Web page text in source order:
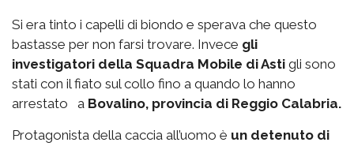
Si era tinto i capelli di biondo e sperava che questo
bastasse per non farsi trovare. Invece gli
investigatori della Squadra Mobile di Asti gli sono
stati con il fiato sul collo fino a quando lo hanno
arrestato a Bovalino, provincia di Reggio Calabria.
Protagonista della caccia all’uomo è un detenuto di